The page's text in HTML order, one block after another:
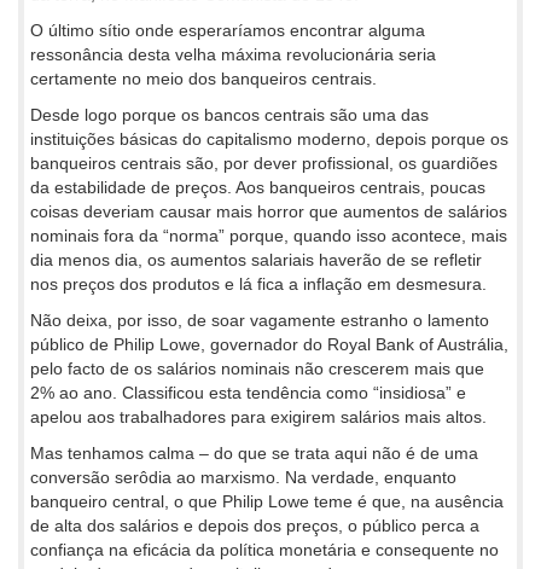
O último sítio onde esperaríamos encontrar alguma
ressonância desta velha máxima revolucionária seria
certamente no meio dos banqueiros centrais.
Desde logo porque os bancos centrais são uma das
instituições básicas do capitalismo moderno, depois porque os
banqueiros centrais são, por dever profissional, os guardiões
da estabilidade de preços. Aos banqueiros centrais, poucas
coisas deveriam causar mais horror que aumentos de salários
nominais fora da “norma” porque, quando isso acontece, mais
dia menos dia, os aumentos salariais haverão de se refletir
nos preços dos produtos e lá fica a inflação em desmesura.
Não deixa, por isso, de soar vagamente estranho o lamento
público de Philip Lowe, governador do Royal Bank of Austrália,
pelo facto de os salários nominais não crescerem mais que
2% ao ano. Classificou esta tendência como “insidiosa” e
apelou aos trabalhadores para exigirem salários mais altos.
Mas tenhamos calma – do que se trata aqui não é de uma
conversão serôdia ao marxismo. Na verdade, enquanto
banqueiro central, o que Philip Lowe teme é que, na ausência
de alta dos salários e depois dos preços, o público perca a
confiança na eficácia da política monetária e consequente no